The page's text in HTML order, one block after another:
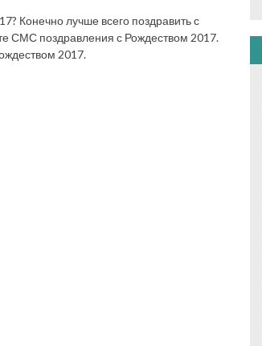
Конечно лучше всего поздравить с
СМС поздравления с Рождеством 2017.
2017.